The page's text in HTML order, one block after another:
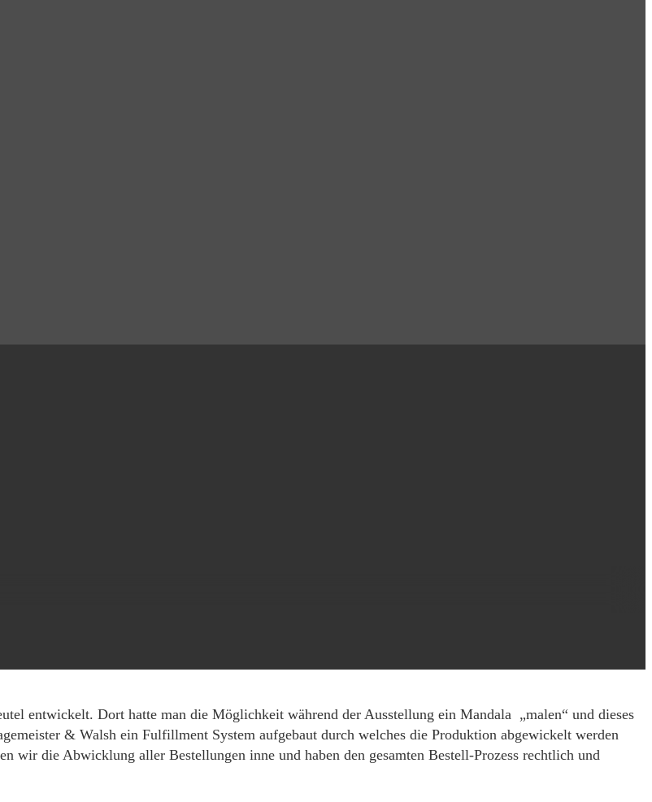
entwickelt. Dort hatte man die Möglichkeit während der Ausstellung ein Mandala „malen“ und dieses
& Walsh ein Fulfillment System aufgebaut durch welches die Produktion abgewickelt werden
wir die Abwicklung aller Bestellungen inne und haben den gesamten Bestell-Prozess rechtlich und